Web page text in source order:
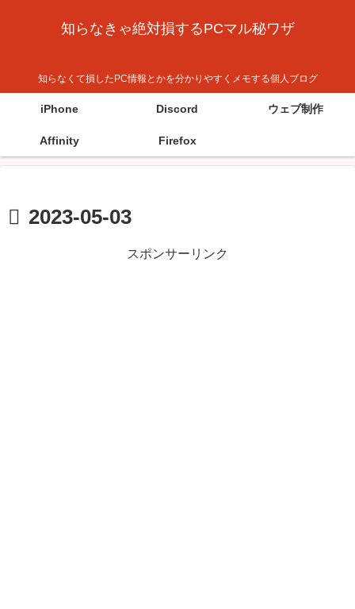
知らなきゃ絶対損するPCマル秘ワザ
知らなくて損したPC情報とかを分かりやすくメモする個人ブログ
iPhone Discord ウェブ制作
Affinity Firefox
2023-05-03
スポンサーリンク